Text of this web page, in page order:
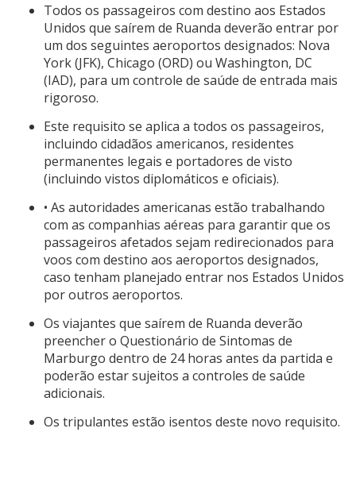
Todos os passageiros com destino aos Estados
Unidos que saírem de Ruanda deverão entrar por
um dos seguintes aeroportos designados: Nova
York (JFK), Chicago (ORD) ou Washington, DC
(IAD), para um controle de saúde de entrada mais
rigoroso.
Este requisito se aplica a todos os passageiros,
incluindo cidadãos americanos, residentes
permanentes legais e portadores de visto
(incluindo vistos diplomáticos e oficiais).
• As autoridades americanas estão trabalhando
com as companhias aéreas para garantir que os
passageiros afetados sejam redirecionados para
voos com destino aos aeroportos designados,
caso tenham planejado entrar nos Estados Unidos
por outros aeroportos.
Os viajantes que saírem de Ruanda deverão
preencher o Questionário de Sintomas de
Marburgo dentro de 24 horas antes da partida e
poderão estar sujeitos a controles de saúde
adicionais.
Os tripulantes estão isentos deste novo requisito.